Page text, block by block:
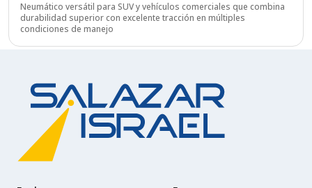
Neumático versátil para SUV y vehículos comerciales que combina
durabilidad superior con excelente tracción en múltiples
condiciones de manejo